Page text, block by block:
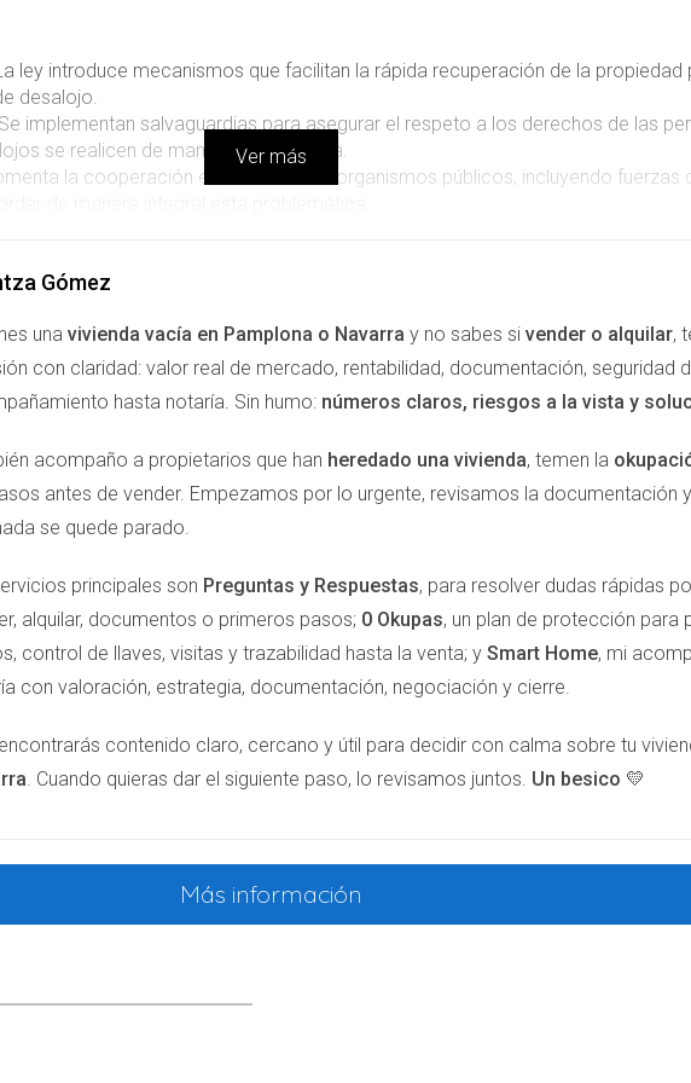
ley introduce mecanismos que facilitan la rápida recuperación de la
desalojo.
Se implementan salvaguardias para asegurar el respeto a los derechos de las
se realicen de manera justa y digna.
la cooperación entre diferentes organismos públicos, incluyendo fuerzas
SOCIEDAD Y EL MERCADO INMOBILIARIO
jurídica; su impacto se sentirá en varios ámbitos de la sociedad y el mercado
una mayor seguridad a los propietarios, quienes, al sentirse respaldados,
oferta de viviendas en el mercado. Por otro lado, los ocupantes que se
asegurando no solo su bienestar, sino que también se les ofrecerá una
ofrecer soluciones a quienes enfrentan dificultades habitacionales.”
social, ya que al abordar las preocupaciones de todas las partes
un entorno donde la convivencia pacífica y el respeto mutuo sean la
DE APLICACIÓN
proceso de desalojo de una vivienda ocupada se llevó a cabo en menos de un
un servicio de asesoría para propietarios, que no solo les informa sobre sus
informada en situaciones de ocupación, favoreciendo un ambiente más
A LA ACCIÓN
Ver más
Gómez
una vivienda vacía en Pamplona o Navarra y no sabes si vender o alquilar,
con claridad: valor real de mercado, rentabilidad, documentación, seguridad
hasta notaría. Sin humo: números claros, riesgos a la vista y
acompaño a propietarios que han heredado una vivienda, temen la
antes de vender. Empezamos por lo urgente, revisamos la documentación
se quede parado.
principales son Preguntas y Respuestas, para resolver dudas rápidas
alquilar, documentos o primeros pasos; 0 Okupas, un plan de protección para
control de llaves, visitas y trazabilidad hasta la venta; y Smart Home, mi
con valoración, estrategia, documentación, negociación y cierre.
contenido claro, cercano y útil para decidir con calma sobre tu
. Cuando quieras dar el siguiente paso, lo revisamos juntos. Un besico 💛
Más información